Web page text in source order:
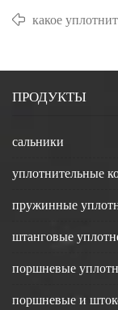
какое
ПРОДУКТЫ
сальники
уплотнительные
пружинные
штанговые
поршневые
поршневые и